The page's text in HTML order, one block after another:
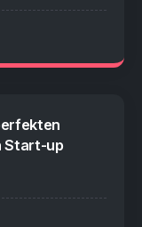
Start-up